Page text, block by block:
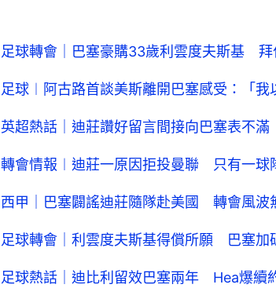
足球轉會｜巴塞豪購33歲利雲度夫斯基 拜
足球︱阿古路首談美斯離開巴塞感受：「我
英超熱話｜迪莊讚好留言間接向巴塞表不
轉會情報︱迪莊一原因拒投曼聯 只有一球
西甲｜巴塞闢謠迪莊隨隊赴美國 轉會風波
足球轉會｜利雲度夫斯基得償所願 巴塞加
足球熱話｜迪比利留效巴塞兩年 Hea爆續